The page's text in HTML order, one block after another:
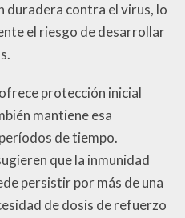
duradera contra el virus, lo
el riesgo de desarrollar
protección inicial
mantiene esa
de tiempo.
que la inmunidad
persistir por más de una
de dosis de refuerzo